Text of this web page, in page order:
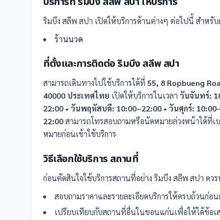
ริมบึง สลีพ สปา เปิดให้บริการด้านต่างๆ ต่อไปนี้ สำหรั
ร้านนวด
ที่ตั้งและการติดต่อริมบึง สลีพ สปา
สามารถเดินทางไปใช้บริการได้ที่ 55, 8 Ropbueng
40000 ประเทศไทย เปิดให้บริการในเวลา วันจันทร์:
22:00 • วันพฤหัสบดี: 10:00–22:00 • วันศุกร์:
22:00สามารถโทรสอบถามหรือนัดหมายล่วงหน้าได้ที่เ
หมายก่อนเข้าใช้บริการ
วิธีเลือกใช้บริการ สถานที่
ก่อนตัดสินใจใช้บริการสถานที่อย่าง ริมบึง สลีพ สปา คว
สอบถามราคาและรายละเอียดบริการให้ครบถ้วนก่อน
เปรียบเทียบกับสถานที่อื่นในขอนแก่นเพื่อให้ได้ข้อ